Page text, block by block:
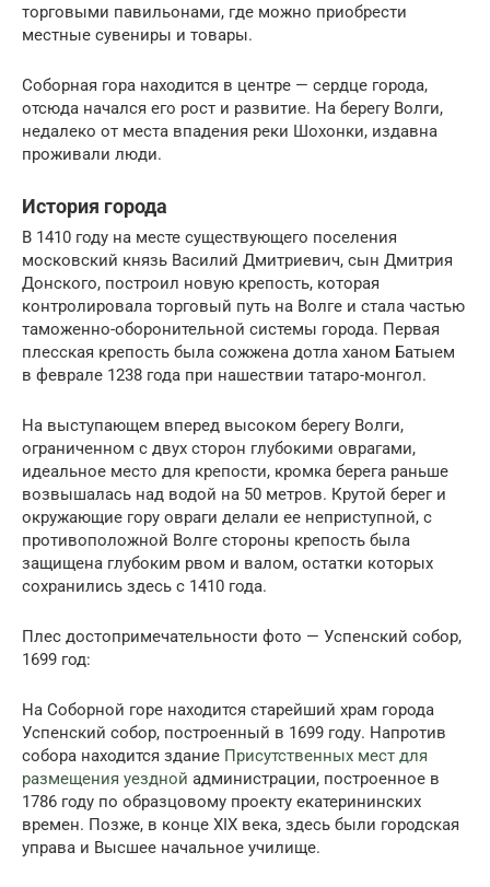
торговыми павильонами, где можно приобрести
местные сувениры и товары.
Соборная гора находится в центре — сердце города,
отсюда начался его рост и развитие. На берегу Волги,
недалеко от места впадения реки Шохонки, издавна
проживали люди.
История города
В 1410 году на месте существующего поселения
московский князь Василий Дмитриевич, сын Дмитрия
Донского, построил новую крепость, которая
контролировала торговый путь на Волге и стала частью
таможенно-оборонительной системы города. Первая
плесская крепость была сожжена дотла ханом Батыем
в феврале 1238 года при нашествии татаро-монгол.
На выступающем вперед высоком берегу Волги,
ограниченном с двух сторон глубокими оврагами,
идеальное место для крепости, кромка берега раньше
возвышалась над водой на 50 метров. Крутой берег и
окружающие гору овраги делали ее неприступной, с
противоположной Волге стороны крепость была
защищена глубоким рвом и валом, остатки которых
сохранились здесь с 1410 года.
Плес достопримечательности фото — Успенский собор,
1699 год:
На Соборной горе находится старейший храм города
Успенский собор, построенный в 1699 году. Напротив
собора находится здание Присутственных мест для
размещения уездной администрации, построенное в
1786 году по образцовому проекту екатерининских
времен. Позже, в конце XIX века, здесь были городская
управа и Высшее начальное училище.